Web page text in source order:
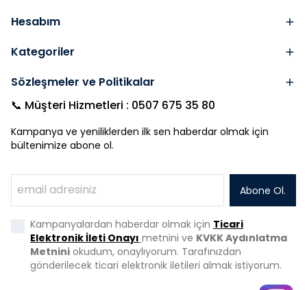
Hesabım
Kategoriler
Sözleşmeler ve Politikalar
📞 Müşteri Hizmetleri : 0507 675 35 80
Kampanya ve yeniliklerden ilk sen haberdar olmak için
bültenimize abone ol.
Abone Ol.
Kampanyalardan haberdar olmak için Ticari
Elektronik İleti Onayı metnini ve KVKK Aydınlatma
Metnini okudum, onaylıyorum. Tarafınızdan
gönderilecek ticari elektronik iletileri almak istiyorum.